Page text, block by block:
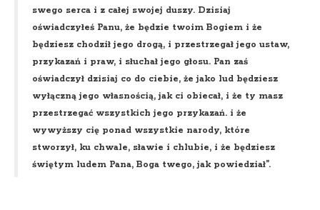
swego serca i z całej swojej duszy. Dzisiaj
oświadczyłeś Panu, że będzie twoim Bogiem i że
będziesz chodził jego drogą, i przestrzegał jego ustaw,
przykazań i praw, i słuchał jego głosu. Pan zaś
oświadczył dzisiaj co do ciebie, że jako lud będziesz
wyłączną jego własnością, jak ci obiecał, i że ty masz
przestrzegać wszystkich jego przykazań. i że
wywyższy cię ponad wszystkie narody, które
stworzył, ku chwale, sławie i chlubie, i że będziesz
świętym ludem Pana, Boga twego, jak powiedział”.